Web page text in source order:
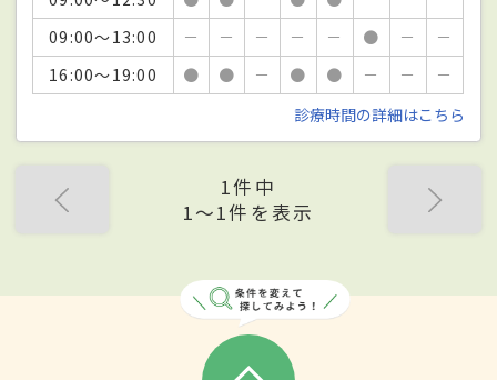
09:00～13:00
－ － － － － ● －
－
16:00～19:00
● ● － ● ● － －
－
診療時間の詳細はこちら
1件中
1〜1件を表示